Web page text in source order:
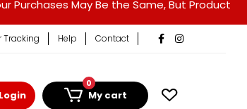
Purchases May Be the Same, But Product
Tracking Help Contact
0
My cart